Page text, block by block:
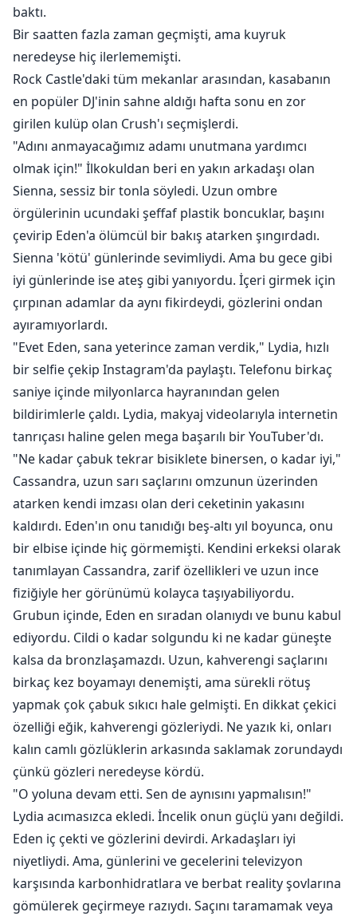
ondan bir şey çalmamıştı. Eden her ikisini de yapmıştı.
Onu bulup hesabını sorması gerekiyordu. Ama beş
milyondan fazla insanın yaşadığı bir şehirde bir kişiyi
bulmak, piyangoyu kazanmak kadar imkansızdı, ta ki
kader onları iki yıl sonra tekrar bir araya getirene
kadar. Eden artık Liam'ın yatağına atladığı
zamanlardaki saf kız değildi; şimdi her ne pahasına
olursa olsun korunması gereken bir sırrı vardı. Liam
ise Eden'den çalınan her şeyi geri almaya kararlıydı ve
bu sadece gömleği değildi.
© 2020-2021 Val Sims. Tüm hakları saklıdır. Bu romanın
hiçbir bölümü, yazarın ve yayıncıların önceden yazılı
izni olmadan, fotokopi, kayıt veya diğer elektronik veya
mekanik yöntemler dahil olmak üzere hiçbir şekilde
çoğaltılamaz, dağıtılamaz veya iletilemez.
baktı.
Bir saatten fazla zaman geçmişti, ama kuyruk
neredeyse hiç ilerlememişti.
Rock Castle'daki tüm mekanlar arasından, kasabanın
en popüler DJ'inin sahne aldığı hafta sonu en zor
girilen kulüp olan Crush'ı seçmişlerdi.
"Adını anmayacağımız adamı unutmana yardımcı
olmak için!" İlkokuldan beri en yakın arkadaşı olan
Sienna, sessiz bir tonla söyledi. Uzun ombre
örgülerinin ucundaki şeffaf plastik boncuklar, başını
çevirip Eden'a ölümcül bir bakış atarken şıngırdadı.
Sienna 'kötü' günlerinde sevimliydi. Ama bu gece gibi
iyi günlerinde ise ateş gibi yanıyordu. İçeri girmek için
çırpınan adamlar da aynı fikirdeydi, gözlerini ondan
ayıramıyorlardı.
"Evet Eden, sana yeterince zaman verdik," Lydia, hızlı
bir selfie çekip Instagram'da paylaştı. Telefonu birkaç
saniye içinde milyonlarca hayranından gelen
bildirimlerle çaldı. Lydia, makyaj videolarıyla internetin
tanrıçası haline gelen mega başarılı bir YouTuber'dı.
"Ne kadar çabuk tekrar bisiklete binersen, o kadar iyi,"
Cassandra, uzun sarı saçlarını omzunun üzerinden
atarken kendi imzası olan deri ceketinin yakasını
kaldırdı. Eden'ın onu tanıdığı beş-altı yıl boyunca, onu
bir elbise içinde hiç görmemişti. Kendini erkeksi olarak
tanımlayan Cassandra, zarif özellikleri ve uzun ince
fiziğiyle her görünümü kolayca taşıyabiliyordu.
Grubun içinde, Eden en sıradan olanıydı ve bunu kabul
ediyordu. Cildi o kadar solgundu ki ne kadar güneşte
kalsa da bronzlaşamazdı. Uzun, kahverengi saçlarını
birkaç kez boyamayı denemişti, ama sürekli rötuş
yapmak çok çabuk sıkıcı hale gelmişti. En dikkat çekici
özelliği eğik, kahverengi gözleriydi. Ne yazık ki, onları
kalın camlı gözlüklerin arkasında saklamak zorundaydı
çünkü gözleri neredeyse kördü.
"O yoluna devam etti. Sen de aynısını yapmalısın!"
Lydia acımasızca ekledi. İncelik onun güçlü yanı değildi.
Eden iç çekti ve gözlerini devirdi. Arkadaşları iyi
niyetliydi. Ama, günlerini ve gecelerini televizyon
karşısında karbonhidratlara ve berbat reality şovlarına
gömülerek geçirmeye razıydı. Saçını taramamak veya